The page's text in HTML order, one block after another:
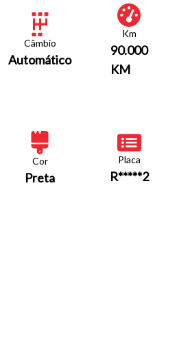
Câmbio
Automático
Km
90.000
KM
Cor
Preta
Placa
R*****2